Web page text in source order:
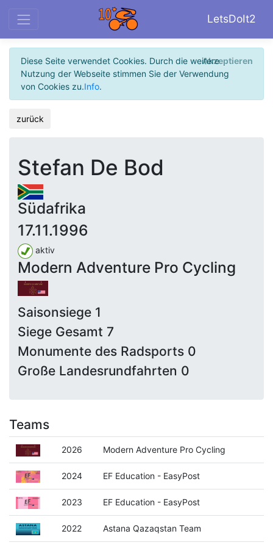
LetsDoIt2
Diese Seite verwendet Cookies. Durch die weitere
Nutzung der Webseite stimmen Sie der Verwendung
von Cookies zu.Info.
Akzeptieren
zurück
Stefan De Bod
Südafrika
17.11.1996
aktiv
Modern Adventure Pro Cycling
Saisonsiege 1
Siege Gesamt 7
Monumente des Radsports 0
Große Landesrundfahrten 0
Teams
2026 Modern Adventure Pro Cycling
2024 EF Education - EasyPost
2023 EF Education - EasyPost
2022 Astana Qazaqstan Team